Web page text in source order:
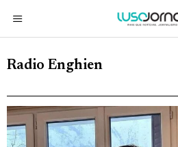
Radio Enghien